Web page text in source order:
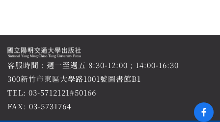
客服時間 : 週一至週五 8:30-12:00 ; 14:00-16:30
300新竹市東區大學路1001號圖書館B1
TEL: 03-5712121#50166
FAX: 03-5731764